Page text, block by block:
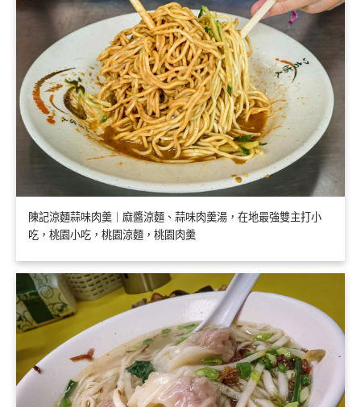
陳記涼麵蒜味肉羹｜麻醬涼麵、蒜味肉羹湯，在地最強雙主打小
吃，桃園小吃，桃園涼麵，桃園肉羹